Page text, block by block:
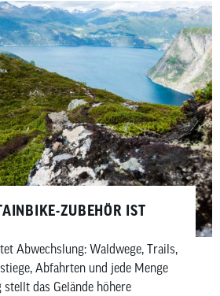
ZUBEHÖR IST
Abwechslung: Waldwege, Trails,
Abfahrten und jede Menge
stellt das Gelände höhere